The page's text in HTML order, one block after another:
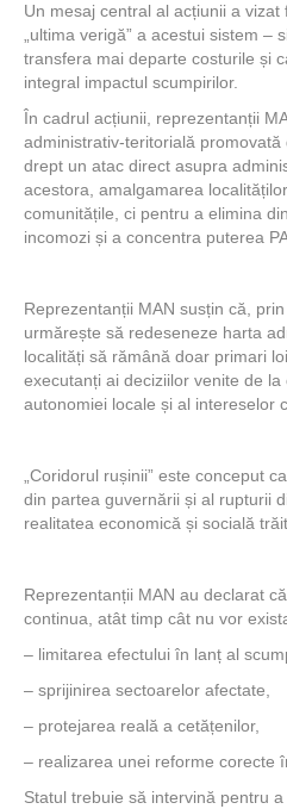
Un mesaj central al acțiunii a
„ultima verigă” a acestui sistem –
transfera mai departe costurile și
integral impactul scumpirilor.
În cadrul acțiunii, reprezentanții
administrativ-teritorială
drept un atac direct asupra
acestora, amalgamarea
comunitățile, ci pentru a elimina
incomozi și a concentra puterea
Reprezentanții MAN susțin că,
urmărește să redeseneze harta
localități să rămână doar primari
executanți ai deciziilor venite de
autonomiei locale și al intereselor
„Coridorul rușinii” este conceput
din partea guvernării și al rupturii
realitatea economică și socială
Reprezentanții MAN au declarat
continua, atât timp cât nu vor
– limitarea efectului în lanț al
– sprijinirea sectoarelor afectate,
– protejarea reală a cetățenilor,
– realizarea unei reforme corecte
Statul trebuie să intervină pentru